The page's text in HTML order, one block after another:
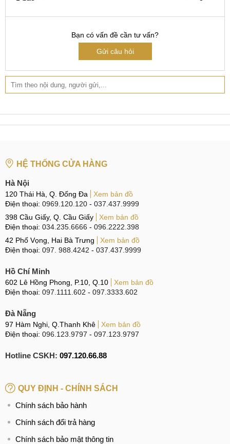
Hotline:
Thay nắp lưng Red Magic 6s giá rẻ
thay lưng kính Red Magic 6s Pro ở đâu
giá thay nắp lưng Red Magic 6s
thay nắp lưng Red Magic 6s chính hãng
Bạn có vấn đề cần tư vấn?
Gửi câu hỏi
HỆ THỐNG CỬA HÀNG
Hà Nội
120 Thái Hà, Q. Đống Đa
Xem bản đồ
Điện thoại: 0969.120.120 - 037.437.9999
398 Cầu Giấy, Q. Cầu Giấy
Xem bản đồ
Điện thoại: 034.235.6666 - 096.2222.398
42 Phố Vọng, Hai Bà Trưng
Xem bản đồ
Điện thoại: 097. 988.4242 - 037.437.9999
Hồ Chí Minh
602 Lê Hồng Phong, P.10, Q.10
Xem bản đồ
Điện thoại: 097.1111.602 - 097.3333.602
Đà Nẵng
97 Hàm Nghi, Q.Thanh Khê
Xem bản đồ
Điện thoại: 096.123.9797 - 097.123.9797
Hotline CSKH: 097.120.66.88
QUY ĐỊNH - CHÍNH SÁCH
Chính sách bảo hành
Chính sách đổi trả hàng
Chính sách bảo mật thông tin